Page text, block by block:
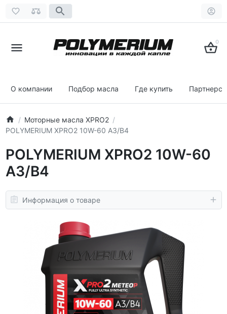
0
О компании Подбор масла Где купить
Моторные масла XPRO2
POLYMERIUM XPRO2 10W-60 A3/B4
POLYMERIUM XPRO2 10W-60
A3/B4
Информация о товаре